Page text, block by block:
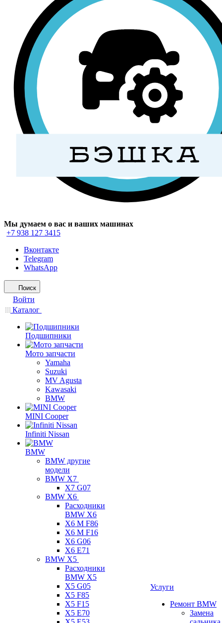
Мы думаем о вас и ваших машинах
+7 938 127 3415
Вконтакте
Telegram
WhatsApp
Поиск
Войти
Каталог
Подшипники
Мото запчасти
Yamaha
Suzuki
MV Agusta
Kawasaki
BMW
MINI Cooper
Infiniti Nissan
BMW
BMW другие
модели
BMW X7
X7 G07
BMW X6
Расходники
BMW X6
X6 M F86
X6 M F16
X6 G06
X6 E71
BMW X5
Расходники
BMW X5
X5 G05
X5 F85
X5 F15
X5 E70
Услуги
Ремонт BMW
Замена